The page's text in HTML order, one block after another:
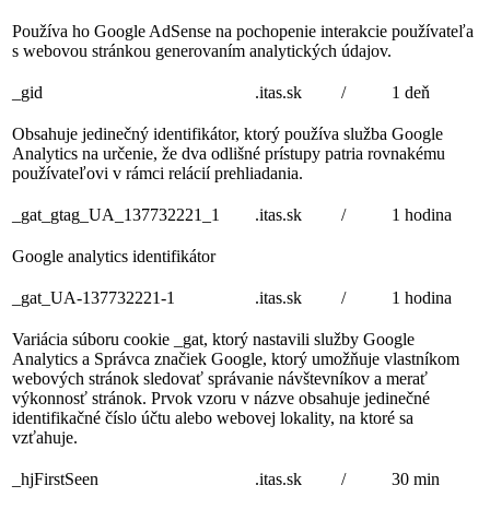
Používa ho Google AdSense na pochopenie interakcie používateľa
s webovou stránkou generovaním analytických údajov.
_gid .itas.sk / 1 deň
Obsahuje jedinečný identifikátor, ktorý používa služba Google
Analytics na určenie, že dva odlišné prístupy patria rovnakému
používateľovi v rámci relácií prehliadania.
_gat_gtag_UA_137732221_1 .itas.sk / 1 hodina
Google analytics identifikátor
_gat_UA-137732221-1 .itas.sk / 1 hodina
Variácia súboru cookie _gat, ktorý nastavili služby Google
Analytics a Správca značiek Google, ktorý umožňuje vlastníkom
webových stránok sledovať správanie návštevníkov a merať
výkonnosť stránok. Prvok vzoru v názve obsahuje jedinečné
identifikačné číslo účtu alebo webovej lokality, na ktoré sa
vzťahuje.
_hjFirstSeen .itas.sk / 30 min